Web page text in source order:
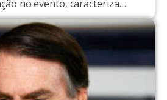
no evento, caracteriza
eleitoral”.